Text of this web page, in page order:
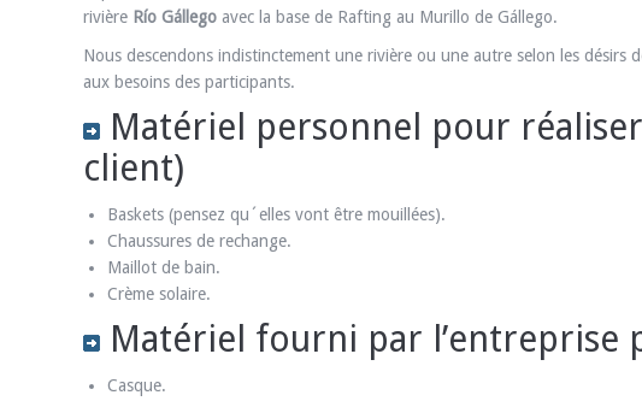
rivière Río Gállego avec la base de Rafting au Murillo de Gállego.
Nous descendons indistinctement une rivière ou une autre selon les désirs
aux besoins des participants.
Matériel personnel pour
client)
Baskets (pensez qu´elles vont être mouillées).
Chaussures de rechange.
Maillot de bain.
Crème solaire.
Matériel fourni par l’entreprise
Casque.